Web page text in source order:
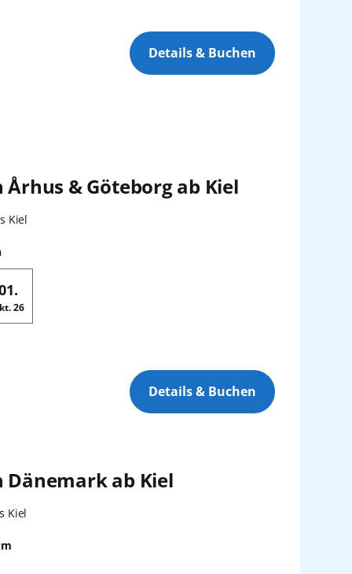
Details & Buchen
& Göteborg ab Kiel
Kiel
26
Details & Buchen
Dänemark ab Kiel
Kiel